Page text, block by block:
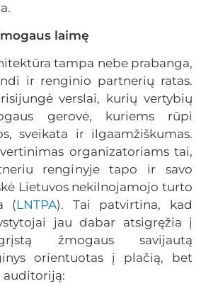
laimę
tampa nebe prabanga,
ir renginio partnerių ratas.
verslai, kurių vertybių
gerovė, kuriems rūpi
sveikata ir ilgaamžiškumas.
organizatoriams tai,
renginyje tapo ir savo
Lietuvos nekilnojamojo turto
(LNTPA). Tai patvirtina, kad
jau dabar atsigręžia į
žmogaus savijautą
orientuotas į plačią, bet
auditoriją: